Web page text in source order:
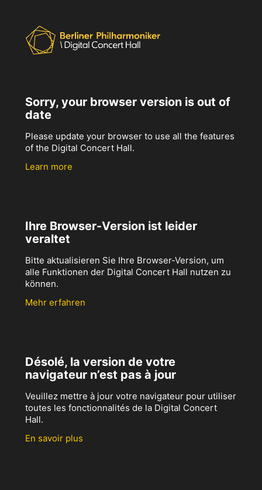
Sorry, your browser version is out of
date
Please update your browser to use all the features
of the Digital Concert Hall.
Learn more
Ihre Browser-Version ist leider
veraltet
Bitte aktualisieren Sie Ihre Browser-Version, um
alle Funktionen der Digital Concert Hall nutzen zu
können.
Mehr erfahren
Désolé, la version de votre
navigateur n’est pas à jour
Veuillez mettre à jour votre navigateur pour utiliser
toutes les fonctionnalités de la Digital Concert
Hall.
En savoir plus